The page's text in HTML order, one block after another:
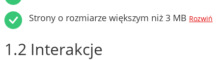
Strony o rozmiarze większym niż 3 MB Rozwiń
1.2 Interakcje